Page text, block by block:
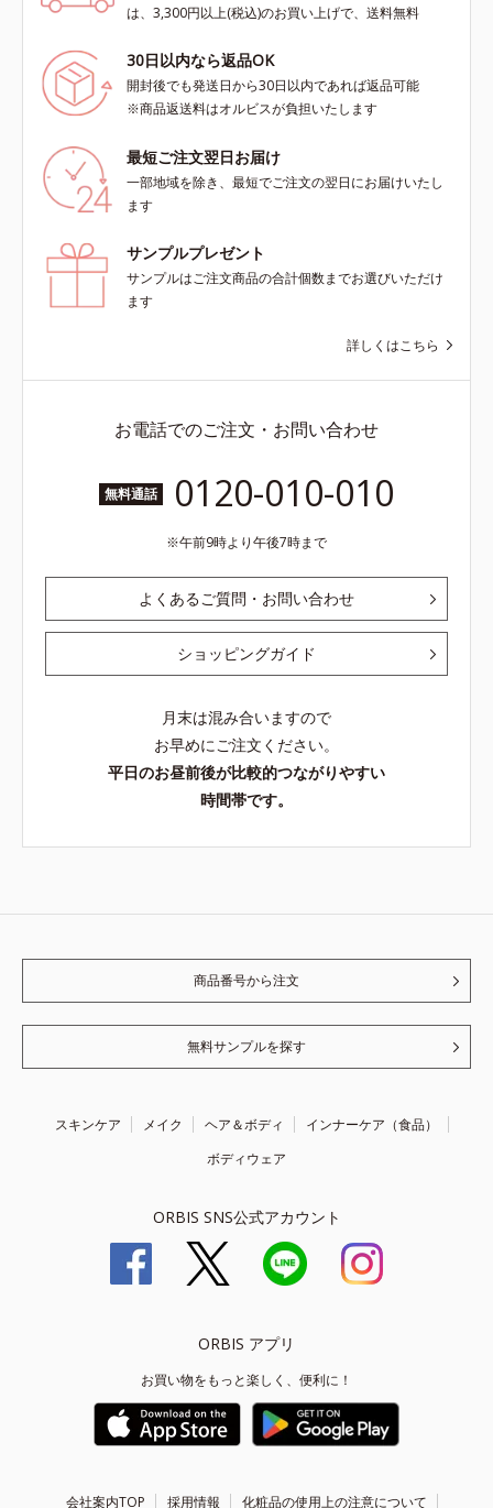
は、3,300円以上(税込)のお買い上げで、送料無料
30日以内なら返品OK
開封後でも発送日から30日以内であれば返品可能
※商品返送料はオルビスが負担いたします
最短ご注文翌日お届け
一部地域を除き、最短でご注文の翌日にお届けいたし
ます
サンプルプレゼント
サンプルはご注文商品の合計個数までお選びいただけ
ます
詳しくはこちら
お電話でのご注文・お問い合わせ
無料通話 0120-010-010
午前9時より午後7時まで
よくあるご質問・お問い合わせ
ショッピングガイド
月末は混み合いますので
お早めにご注文ください。
平日のお昼前後が比較的つながりやすい
時間帯です。
商品番号から注文
無料サンプルを探す
スキンケア メイク ヘア＆ボディ
インナーケア（食品）
ボディウェア
ORBIS SNS公式アカウント
ORBIS アプリ
お買い物をもっと楽しく、便利に！
会社案内TOP 採用情報 化粧品の使用上の注意について